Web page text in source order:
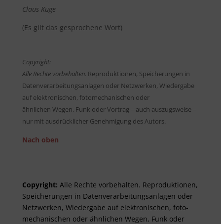
Claus Kuge
(Es gilt das gesprochene Wort)
Copyright:
Alle Rechte vorbehalten. Reproduktionen, Speicherungen in
Datenverarbeitungsanlagen oder Netzwerken, Wiedergabe
auf elektronischen, fotomechanischen oder
ähnlichen Wegen, Funk oder Vortrag – auch auszugsweise –
nur mit ausdrücklicher Genehmigung des Autors.
Nach oben
Copyright: Alle Rechte vor­be­halt­en. Re­pro­duktionen,
Spei­cher­ungen in Daten­ver­arbeitungs­anlag­en oder
Netz­werken, Wieder­gabe auf elektro­nisch­en, foto­
mech­anisch­en oder ähnlich­en Wegen, Funk oder